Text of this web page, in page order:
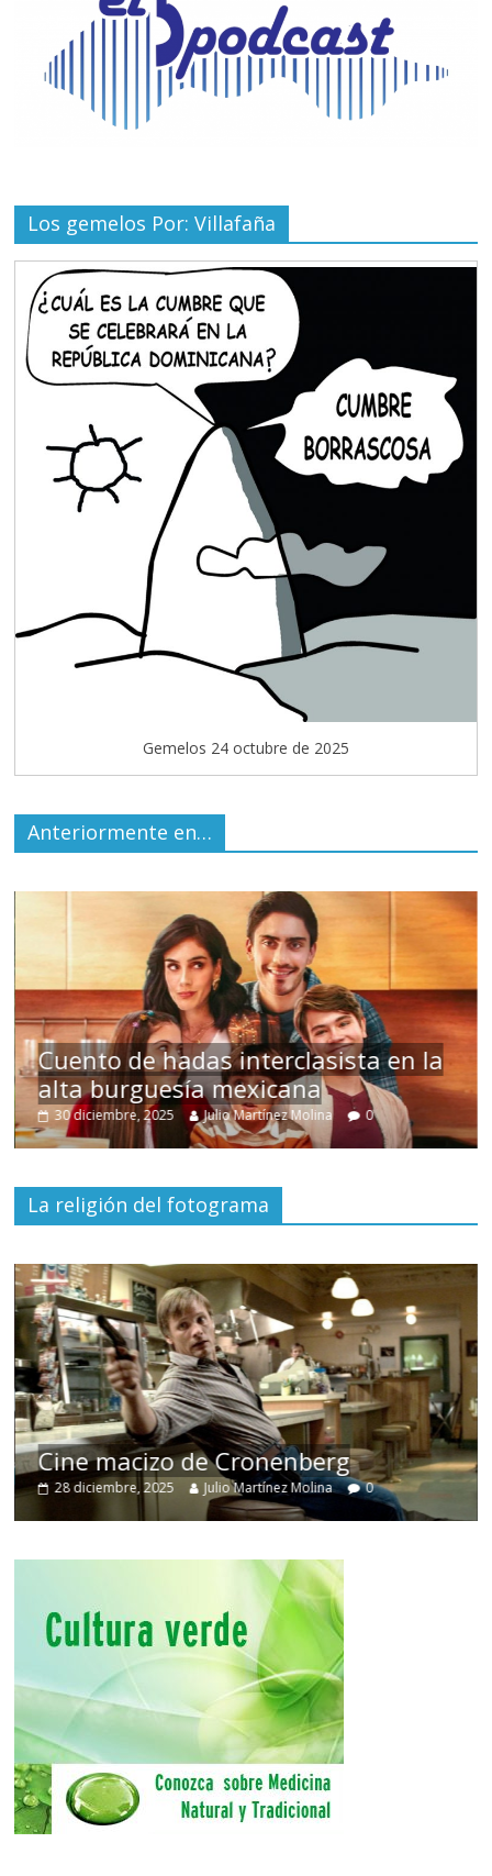
Los gemelos Por: Villafaña
Gemelos 24 octubre de 2025
Anteriormente en…
Cuento de hadas interclasista en la
alta burguesía mexicana
30 diciembre, 2025 Julio Martínez Molina 0
La religión del fotograma
Cine macizo de Cronenberg
28 diciembre, 2025 Julio Martínez Molina 0